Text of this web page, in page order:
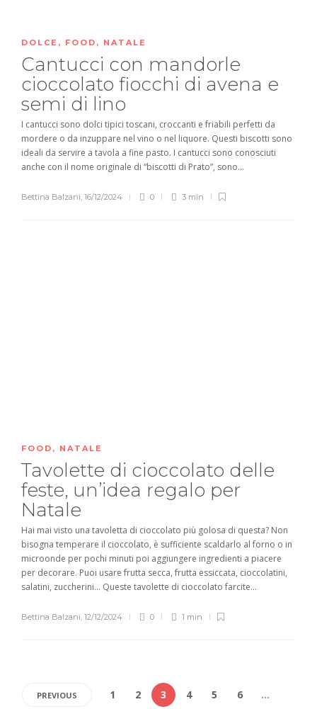
DOLCE , FOOD , NATALE
Cantucci con mandorle
cioccolato fiocchi di avena e
semi di lino
I cantucci sono dolci tipici toscani, croccanti e friabili perfetti da
mordere o da inzuppare nel vino o nel liquore. Questi biscotti sono
ideali da servire a tavola a fine pasto. I cantucci sono conosciuti
anche con il nome originale di “biscotti di Prato”, sono...
Bettina Balzani 16/12/2024 0 3 min
FOOD , NATALE
Tavolette di cioccolato delle
feste, un’idea regalo per
Natale
Hai mai visto una tavoletta di cioccolato più golosa di questa? Non
bisogna temperare il cioccolato, è sufficiente scaldarlo al forno o in
microonde per pochi minuti poi aggiungere ingredienti a piacere
per decorare. Puoi usare frutta secca, frutta essiccata, cioccolatini,
salatini, zuccherini… Queste tavolette di cioccolato farcite...
Bettina Balzani, 12/12/2024 0 1 min
PREVIOUS 1 2 3 4 5 6 …